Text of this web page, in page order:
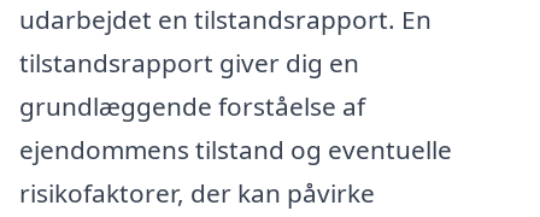
udarbejdet en tilstandsrapport. En
tilstandsrapport giver dig en
grundlæggende forståelse af
ejendommens tilstand og eventuelle
risikofaktorer, der kan påvirke